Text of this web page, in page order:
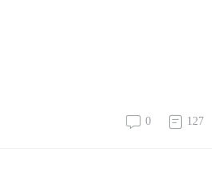
0 127